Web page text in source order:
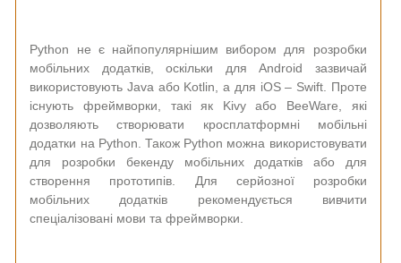
Python не є найпопулярнішим вибором для розробки
мобільних додатків, оскільки для Android зазвичай
використовують Java або Kotlin, а для iOS – Swift. Проте
існують фреймворки, такі як Kivy або BeeWare, які
дозволяють створювати кросплатформні мобільні
додатки на Python. Також Python можна використовувати
для розробки бекенду мобільних додатків або для
створення прототипів. Для серйозної розробки
мобільних додатків рекомендується вивчити
спеціалізовані мови та фреймворки.